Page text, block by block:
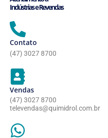
Indústrias e Revendas
Contato
(47) 3027 8700
Vendas
(47) 3027 8700
televendas@quimidrol.com.br